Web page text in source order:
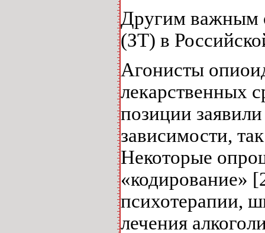
Другим важным
(ЗТ) в
Агонисты
лекарственных
позиции
зависимости,
Некоторые
«кодирование»
психотерапии,
лечения